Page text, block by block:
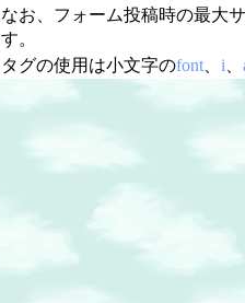
なお、フォーム投稿時の最大
す。
タグの使用は小文字のfont、 i、